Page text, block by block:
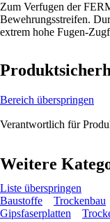
Zum Verfugen der
Bewehrungsstreifen.
extrem hohe Fugen-
Bereich überspringen
Verantwortlich für
Weitere
Liste überspringen
Baustoffe
Trockenbau
Gipsfaserplatten